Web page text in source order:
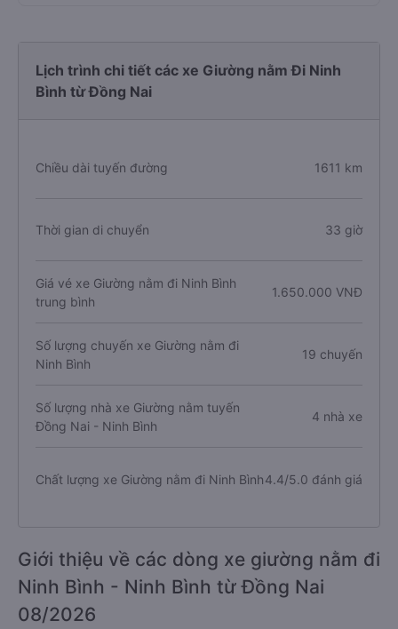
Lịch trình chi tiết các xe Giường nằm Đi Ninh
Bình từ Đồng Nai
Chiều dài tuyến đường 1611 km
Thời gian di chuyển 33 giờ
Giá vé xe Giường nằm đi Ninh Bình
trung bình
1.650.000 VNĐ
Số lượng chuyến xe Giường nằm đi
Ninh Bình
19 chuyến
Số lượng nhà xe Giường nằm tuyến
Đồng Nai - Ninh Bình
4 nhà xe
Chất lượng xe Giường nằm đi Ninh Bình4.4/5.0 đánh giá
Giới thiệu về các dòng xe giường nằm đi
Ninh Bình - Ninh Bình từ Đồng Nai
08/2026